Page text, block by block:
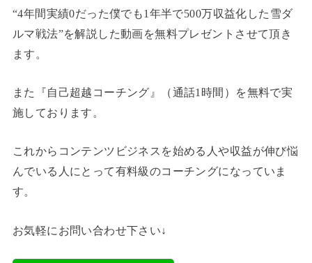
“4年間実績0だった僕でも1年半で500万収益化した雪ダ
ルマ戦法”を解説した動画を無料プレゼントさせて頂き
ます。
また『自己超越コーチング』（通話1時間）を無料で実
施しております。
これからコンテンツビジネスを始める人や収益が伸び悩
んでいる人にとって有料級のコーチングになっていま
す。
お気軽にお問い合わせ下さい↓